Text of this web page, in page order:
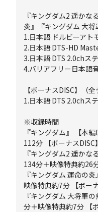
『キングダム2 遥かな
炎』『キングダム 大将
1.日本語 ドルビーアト
2.日本語 DTS-HD
3.日本語 DTS 2.0chス
4.バリアフリー日本語
【ボーナスDISC】（全
1.日本語 DTS 2.0chス
※収録時間
『キングダム』 【本
112分 【ボーナス
『キングダム2 遥かな
134分＋映像特典約26
『キングダム 運命の
映像特典約7分 【ボー
『キングダム 大将軍
分＋映像特典約7分 【